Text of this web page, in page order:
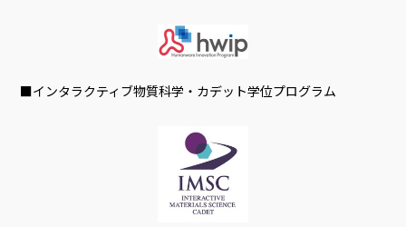
■インタラクティブ物質科学・カデット学位プログラム